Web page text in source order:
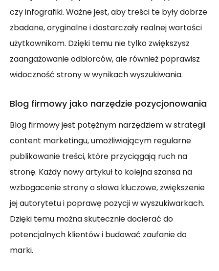
czy infografiki. Ważne jest, aby treści te były dobrze
zbadane, oryginalne i dostarczały realnej wartości
użytkownikom. Dzięki temu nie tylko zwiększysz
zaangażowanie odbiorców, ale również poprawisz
widoczność strony w wynikach wyszukiwania.
Blog firmowy jako narzędzie pozycjonowania
Blog firmowy jest potężnym narzędziem w strategii
content marketingu, umożliwiającym regularne
publikowanie treści, które przyciągają ruch na
stronę. Każdy nowy artykuł to kolejna szansa na
wzbogacenie strony o słowa kluczowe, zwiększenie
jej autorytetu i poprawę pozycji w wyszukiwarkach.
Dzięki temu można skutecznie docierać do
potencjalnych klientów i budować zaufanie do
marki.